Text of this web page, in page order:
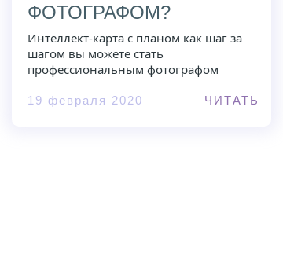
ФОТОГРАФОМ?
Интеллект-карта с планом как шаг за
шагом вы можете стать
профессиональным фотографом
19 февраля 2020 ЧИТАТЬ